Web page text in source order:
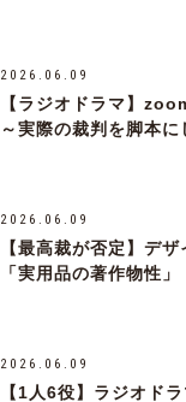
2026.06.09
【ラジオドラマ】
～実際の裁判を脚本
2026.06.09
【最高裁が否定】デザ
「実用品の著作物性」
2026.06.09
【1人6役】ラジオド